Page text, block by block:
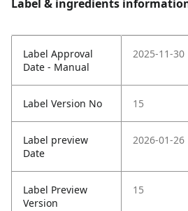
Label & ingredients
Label Approval
Date - Manual
2025-11-30
Label Version No 15
Label preview
Date
2026-01-26
Label Preview
Version
15